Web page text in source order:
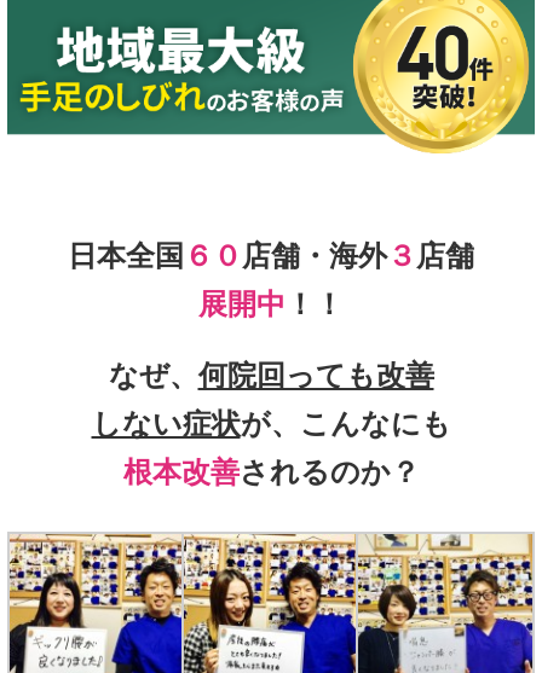
日本全国 ６０ 店舗・海外３ 店舗
展開中 ！！
なぜ、何院回っても改善
しない症状が、こんなにも
根本改善されるのか？